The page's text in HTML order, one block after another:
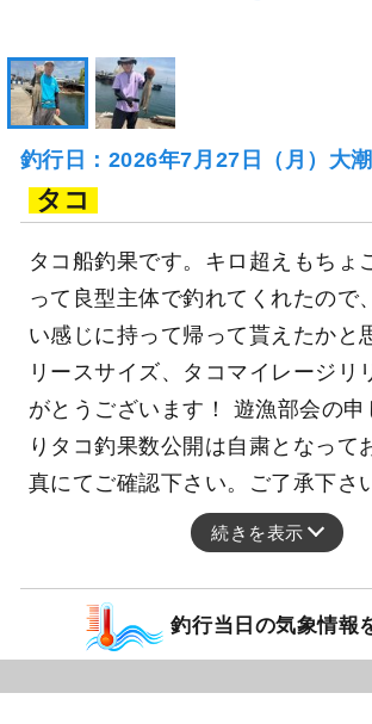
釣行日：2026年7月27日（月）大潮
タコ
タコ船釣果です。キロ超えもちょ
って良型主体で釣れてくれたので
い感じに持って帰って貰えたかと
リースサイズ、タコマイレージリ
がとうございます！ 遊漁部会の申
りタコ釣果数公開は自粛となって
真にてご確認下さい。ご了承下さ
続きを表示
釣行当日の気象情報